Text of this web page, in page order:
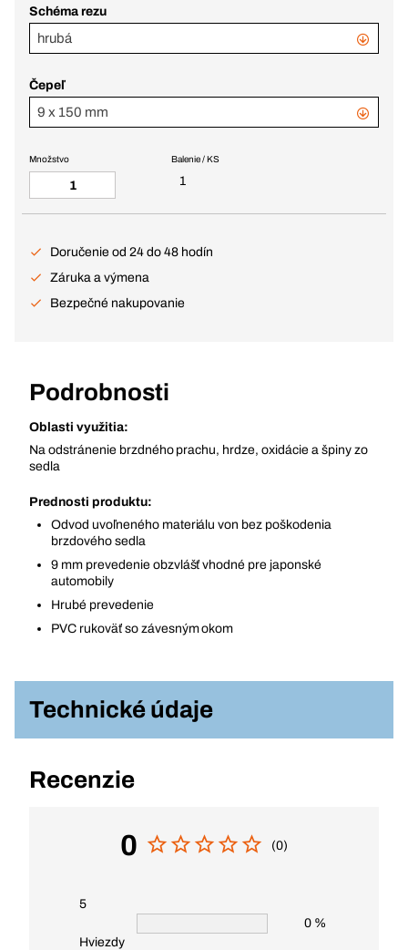
Schéma rezu
hrubá
Čepeľ
9 x 150 mm
Balenie / KS
1
Množstvo
Doručenie od 24 do 48 hodín
Záruka a výmena
Bezpečné nakupovanie
Podrobnosti
Oblasti využitia:
Na odstránenie brzdného prachu, hrdze, oxidácie a špiny zo
sedla
Prednosti produktu:
Odvod uvoľneného materiálu von bez poškodenia
brzdového sedla
9 mm prevedenie obzvlášť vhodné pre japonské
automobily
Hrubé prevedenie
PVC rukoväť so závesným okom
Technické údaje
Recenzie
0 (0)
5
Hviezdy
0 %